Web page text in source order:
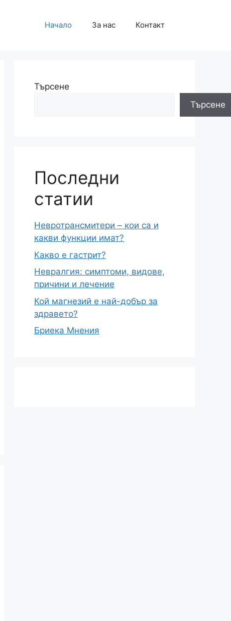
Начало За нас Контакт
Търсене
Търсене
Последни
статии
Невротрансмитери – кои са и
какви функции имат?
Какво е гастрит?
Невралгия: симптоми, видове,
причини и лечение
Кой магнезий е най-добър за
здравето?
Бриека Мнения